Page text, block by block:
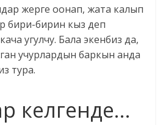
жерге оонап, жата калып
бири-бирин кыз деп
угулчу. Бала экенбиз да,
учурлардын баркын анда
тура.
келгенде…